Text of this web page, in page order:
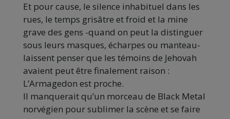
Et pour cause, le silence inhabituel dans les
rues, le temps grisâtre et froid et la mine
grave des gens -quand on peut la distinguer
sous leurs masques, écharpes ou manteau-
laissent penser que les témoins de Jehovah
avaient peut être finalement raison :
L’Armagedon est proche.
Il manquerait qu’un morceau de Black Metal
norvégien pour sublimer la scène et se faire